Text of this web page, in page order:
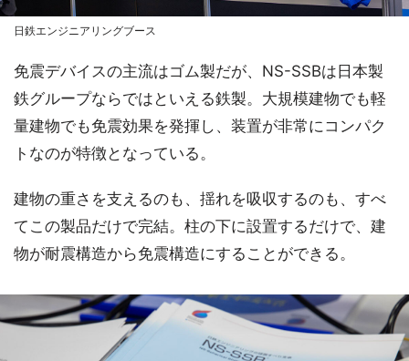
日鉄エンジニアリングブース
免震デバイスの主流はゴム製だが、NS-SSBは日本製
鉄グループならではといえる鉄製。大規模建物でも軽
量建物でも免震効果を発揮し、装置が非常にコンパク
トなのが特徴となっている。
建物の重さを支えるのも、揺れを吸収するのも、すべ
てこの製品だけで完結。柱の下に設置するだけで、建
物が耐震構造から免震構造にすることができる。